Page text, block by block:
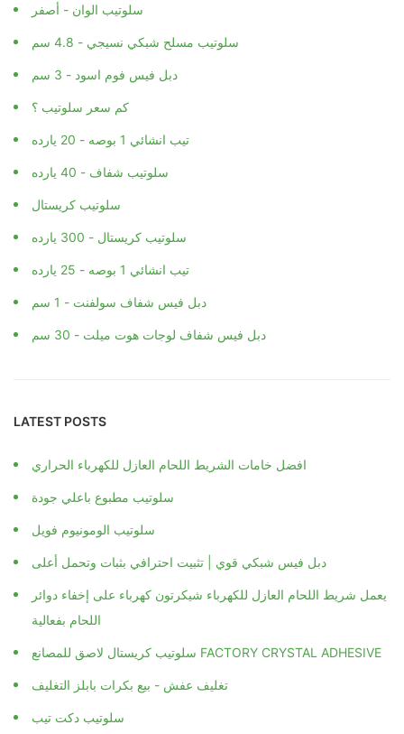
سلوتيب مسلح شبكي نسيجي - 4.8 سم
دبل فيس فوم اسود - 3 سم
كم سعر سلوتيب ؟
تيب انشائي 1 بوصه - 20 يارده
سلوتيب شفاف - 40 يارده
سلوتيب كريستال
سلوتيب كريستال - 300 يارده
تيب انشائي 1 بوصه - 25 يارده
دبل فيس شفاف سولفنت - 1 سم
دبل فيس شفاف لوجات هوت ميلت - 30 سم
LATEST POSTS
افضل خامات الشريط اللحام العازل للكهرباء الحراري
سلوتيب مطبوع باعلي جودة
سلوتيب الومونيوم فويل
دبل فيس شبكي قوي | تثبيت احترافي بثبات وتحمل أعلى
يعمل شريط اللحام العازل للكهرباء شيكرتون كهرباء على إخفاء دوائر
اللحام بفعالية
سلوتيب كريستال لاصق للمصانع FACTORY CRYSTAL ADHESIVE
تغليف عفش - بيع بكرات بابلز التغليف
سلوتيب دكت تيب